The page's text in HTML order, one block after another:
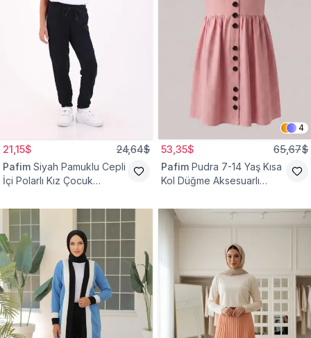
21,15$ 24,64$
Pafim Siyah Pamuklu Cepli
İçi Polarlı Kız Çocuk
4
53,35$ 65,67$
Pafim Pudra 7-14 Yaş Kısa
Kol Düğme Aksesuarlı